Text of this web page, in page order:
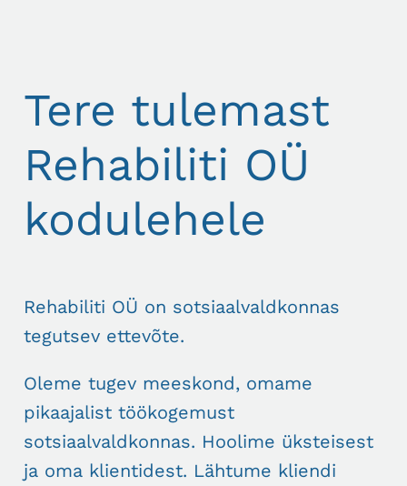
Tere tulemast
Rehabiliti OÜ
kodulehele
Rehabiliti OÜ on sotsiaalvaldkonnas
tegutsev ettevõte.
Oleme tugev meeskond, omame
pikaajalist töökogemust
sotsiaalvaldkonnas. Hoolime üksteisest
ja oma klientidest. Lähtume kliendi